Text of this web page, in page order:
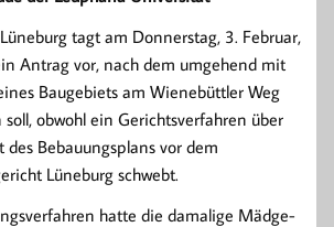
tagt am Donnerstag, 3. Februar,
Antrag vor, nach dem umgehend mit
Baugebiets am Wienebüttler Weg
obwohl ein Gerichtsverfahren über
Bebauungsplans vor dem
Lüneburg schwebt.
hatte die damalige Mädge-